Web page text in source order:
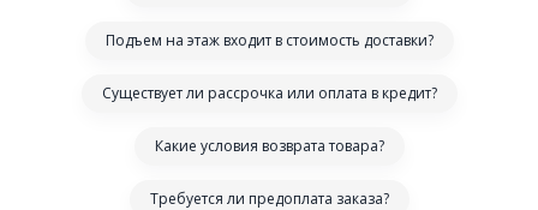
Подъем на этаж входит в стоимость доставки?
Существует ли рассрочка или оплата в кредит?
Какие условия возврата товара?
Требуется ли предоплата заказа?